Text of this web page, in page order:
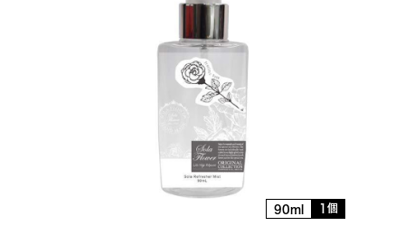
90ml 1個